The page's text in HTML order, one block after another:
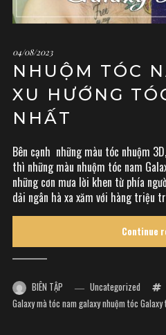
04/08/2023
NHUỘM TÓC
XU HƯỚNG
NHẤT
Bên cạnh những màu tóc nhuộm
thì những màu nhuộm tóc nam
những cơn mưa lời khen từ phía
dải ngân hà xa xăm với hàng triệu
Continue
BIÊN TẬP Uncategorized
Galaxymà tóc nam galaxynhuộm tóc Galaxy